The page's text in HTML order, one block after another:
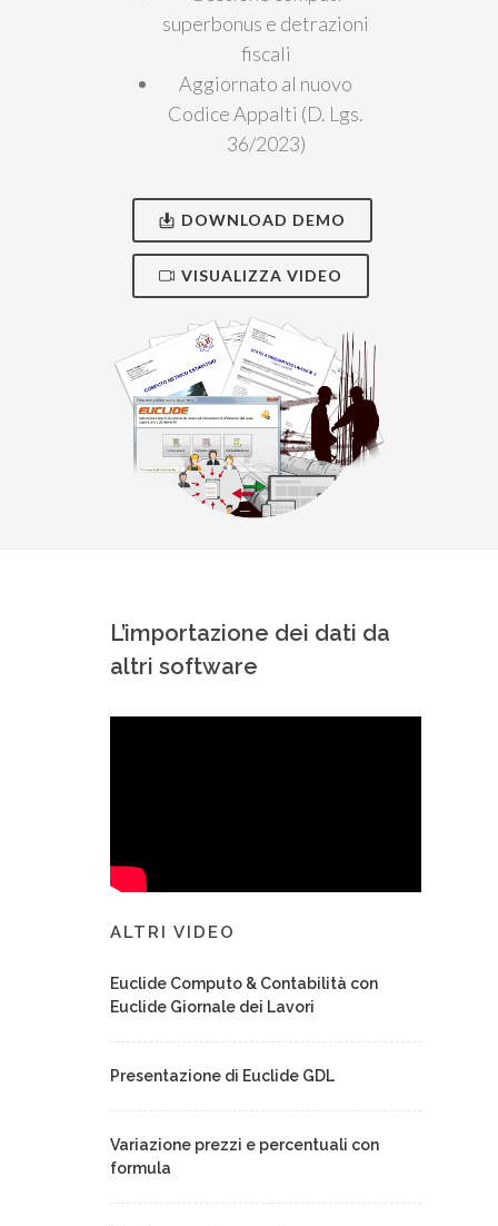
superbonus e detrazioni
fiscali
Aggiornato al nuovo
Codice Appalti (D. Lgs.
36/2023)
DOWNLOAD DEMO
VISUALIZZA VIDEO
L’importazione dei dati da
altri software
ALTRI VIDEO
Euclide Computo & Contabilità con
Euclide Giornale dei Lavori
Presentazione di Euclide GDL
Variazione prezzi e percentuali con
formula